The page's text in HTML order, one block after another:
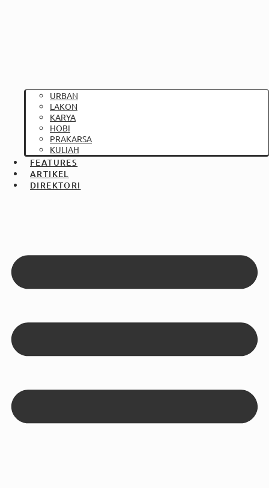
URBAN
LAKON
KARYA
HOBI
PRAKARSA
KULIAH
FEATURES
ARTIKEL
DIREKTORI